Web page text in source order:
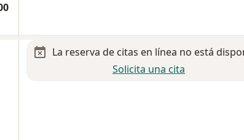
La reserva de citas en línea no está
Solicita una cita